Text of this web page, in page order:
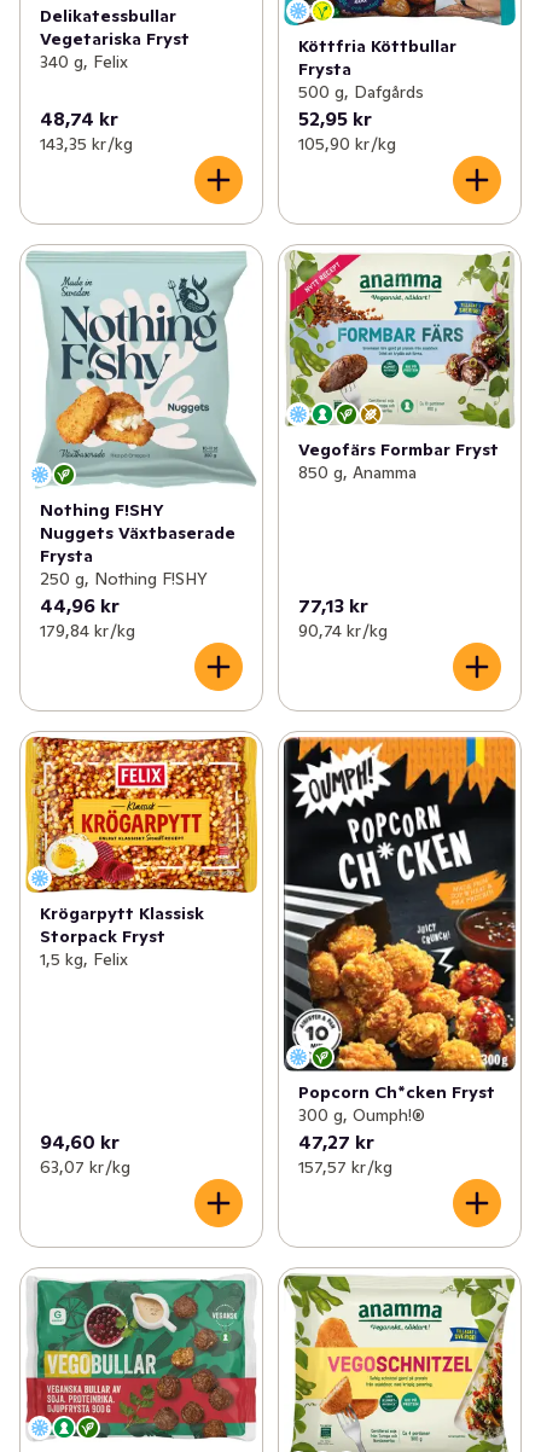
Delikatessbullar
Vegetariska Fryst
340 g, Felix
48,74 kr
143,35 kr /kg
Köttfria Köttbullar
Frysta
500 g, Dafgårds
52,95 kr
105,90 kr /kg
Nothing F!SHY
Nuggets Växtbaserade
Frysta
250 g, Nothing F!SHY
44,96 kr
179,84 kr /kg
Vegofärs Formbar Fryst
850 g, Anamma
77,13 kr
90,74 kr /kg
Krögarpytt Klassisk
Storpack Fryst
1,5 kg, Felix
94,60 kr
63,07 kr /kg
Popcorn Ch*cken Fryst
300 g, Oumph!®
47,27 kr
157,57 kr /kg